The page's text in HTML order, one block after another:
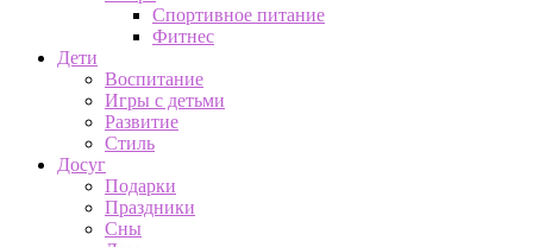
Спортивное питание
Фитнес
Дети
Воспитание
Игры с детьми
Развитие
Стиль
Досуг
Подарки
Праздники
Сны